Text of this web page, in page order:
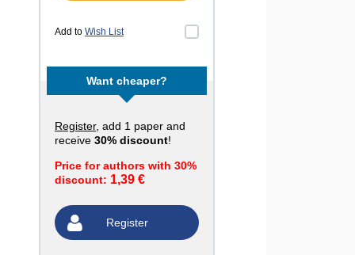
Add to Wish List
Want cheaper?
Register, add 1 paper and
receive 30% discount!
Price for authors with 30%
discount: 1,39 €
Register